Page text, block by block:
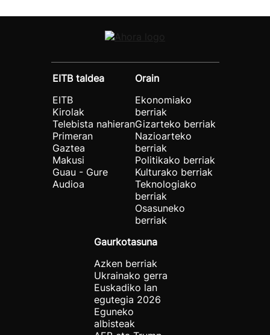
EITB taldea
EITB
Kirolak
Telebista nahieran
Primeran
Gaztea
Makusi
Guau - Gure
Audioa
Orain
Ekonomiako
berriak
Gizarteko berriak
Nazioarteko
berriak
Politikako berriak
Kulturako berriak
Teknologiako
berriak
Osasuneko
berriak
Gaurkotasuna
Azken berriak
Ukrainako gerra
Euskadiko lan
egutegia 2026
Eguneko
albisteak